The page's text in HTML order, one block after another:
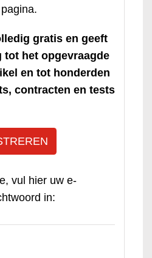
gratis en geeft
tot het opgevraagde
en tot honderden
contracten en tests
vul hier uw e-
in: